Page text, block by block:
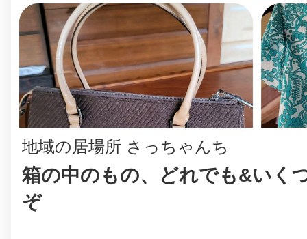
地域の居場所 さっちゃんち
箱の中のもの、どれでも&いく
ぞ